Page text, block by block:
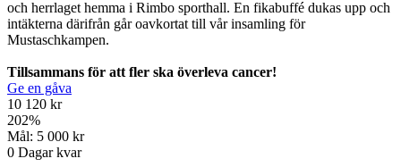
och herrlaget hemma i Rimbo sporthall. En fikabuffé dukas upp och
intäkterna därifrån går oavkortat till vår insamling för
Mustaschkampen.
Tillsammans för att fler ska överleva cancer!
Ge en gåva
10 120 kr
202%
Mål: 5 000 kr
0 Dagar kvar